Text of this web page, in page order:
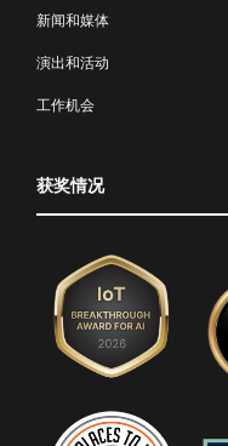
新闻和媒体
演出和活动
工作机会
获奖情况